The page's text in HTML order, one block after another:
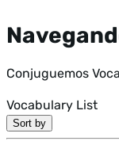
Conjuguemos
Vocabulary List
Sort by